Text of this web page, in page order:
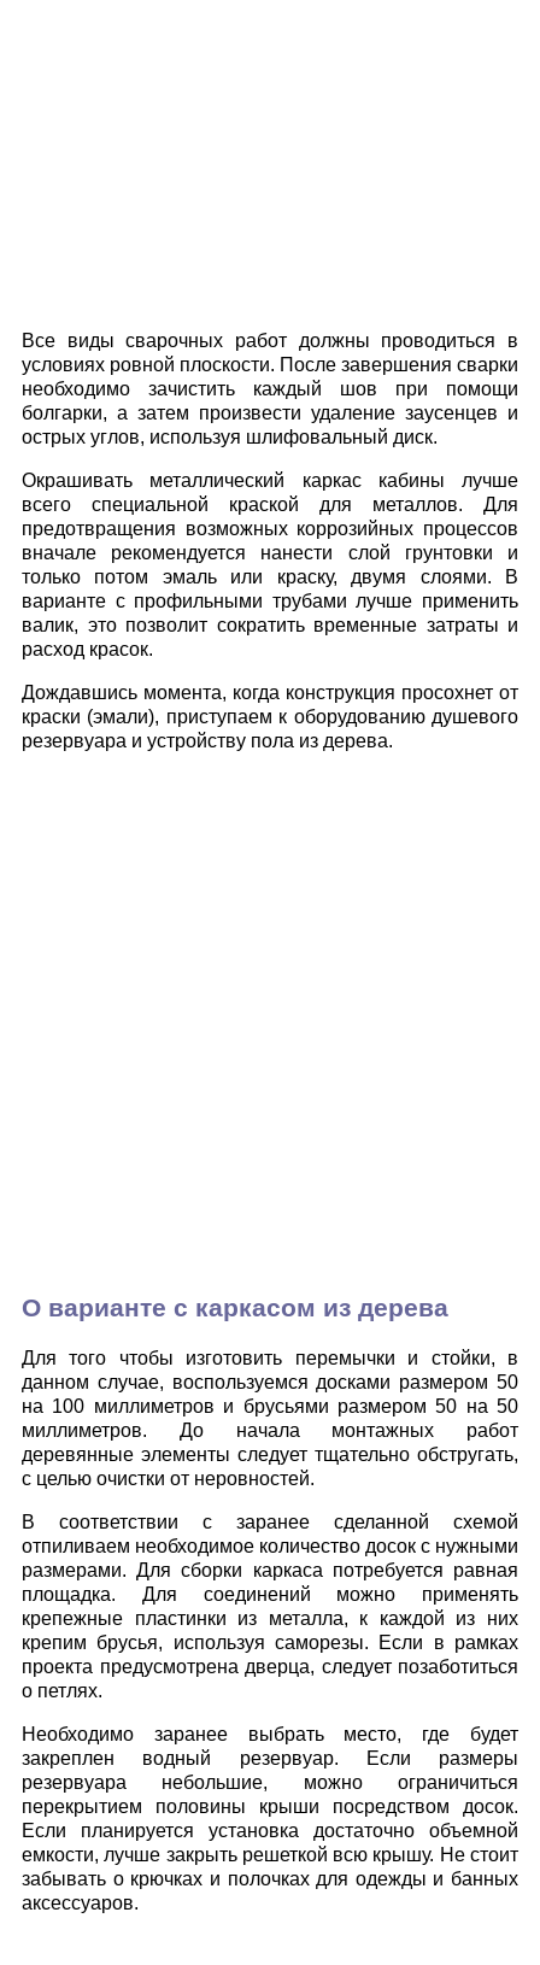
Все виды сварочных работ должны проводиться в
условиях ровной плоскости. После завершения сварки
необходимо зачистить каждый шов при помощи
болгарки, а затем произвести удаление заусенцев и
острых углов, используя шлифовальный диск.
Окрашивать металлический каркас кабины лучше
всего специальной краской для металлов. Для
предотвращения возможных коррозийных процессов
вначале рекомендуется нанести слой грунтовки и
только потом эмаль или краску, двумя слоями. В
варианте с профильными трубами лучше применить
валик, это позволит сократить временные затраты и
расход красок.
Дождавшись момента, когда конструкция просохнет от
краски (эмали), приступаем к оборудованию душевого
резервуара и устройству пола из дерева.
О варианте с каркасом из дерева
Для того чтобы изготовить перемычки и стойки, в
данном случае, воспользуемся досками размером 50
на 100 миллиметров и брусьями размером 50 на 50
миллиметров. До начала монтажных работ
деревянные элементы следует тщательно обстругать,
с целью очистки от неровностей.
В соответствии с заранее сделанной схемой
отпиливаем необходимое количество досок с нужными
размерами. Для сборки каркаса потребуется равная
площадка. Для соединений можно применять
крепежные пластинки из металла, к каждой из них
крепим брусья, используя саморезы. Если в рамках
проекта предусмотрена дверца, следует позаботиться
о петлях.
Необходимо заранее выбрать место, где будет
закреплен водный резервуар. Если размеры
резервуара небольшие, можно ограничиться
перекрытием половины крыши посредством досок.
Если планируется установка достаточно объемной
емкости, лучше закрыть решеткой всю крышу. Не стоит
забывать о крючках и полочках для одежды и банных
аксессуаров.